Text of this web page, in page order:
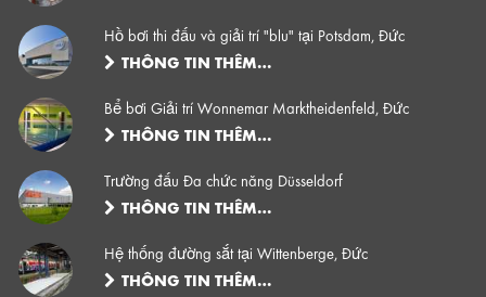
Hồ bơi thi đấu và giải trí "blu" tại Potsdam, Đức
THÔNG TIN THÊM…
Bể bơi Giải trí Wonnemar Marktheidenfeld, Đức
THÔNG TIN THÊM…
Trường đấu Đa chức năng Düsseldorf
THÔNG TIN THÊM…
Hệ thống đường sắt tại Wittenberge, Đức
THÔNG TIN THÊM…